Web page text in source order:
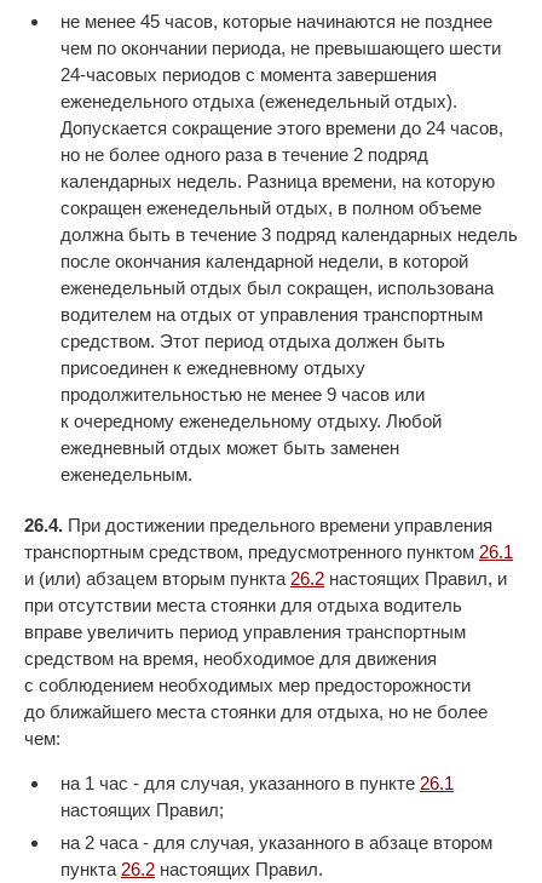
не менее 45 часов, которые начинаются не позднее
чем по окончании периода, не превышающего шести
24-часовых периодов с момента завершения
еженедельного отдыха (еженедельный отдых).
Допускается сокращение этого времени до 24 часов,
но не более одного раза в течение 2 подряд
календарных недель. Разница времени, на которую
сокращен еженедельный отдых, в полном объеме
должна быть в течение 3 подряд календарных недель
после окончания календарной недели, в которой
еженедельный отдых был сокращен, использована
водителем на отдых от управления транспортным
средством. Этот период отдыха должен быть
присоединен к ежедневному отдыху
продолжительностью не менее 9 часов или
к очередному еженедельному отдыху. Любой
ежедневный отдых может быть заменен
еженедельным.
26.4. При достижении предельного времени управления
транспортным средством, предусмотренного пунктом 26.1
и (или) абзацем вторым пункта 26.2 настоящих Правил, и
при отсутствии места стоянки для отдыха водитель
вправе увеличить период управления транспортным
средством на время, необходимое для движения
с соблюдением необходимых мер предосторожности
до ближайшего места стоянки для отдыха, но не более
чем:
на 1 час - для случая, указанного в пункте 26.1
настоящих Правил;
на 2 часа - для случая, указанного в абзаце втором
пункта 26.2 настоящих Правил.